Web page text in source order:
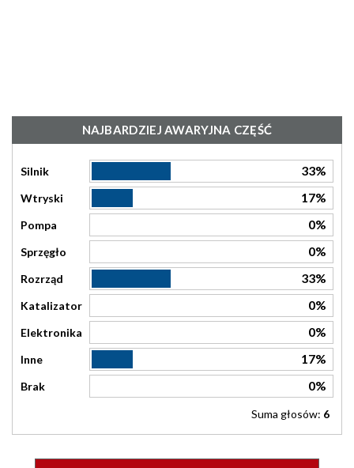
NAJBARDZIEJ AWARYJNA CZĘŚĆ
Silnik 33%
Wtryski 17%
Pompa 0%
Sprzęgło 0%
Rozrząd 33%
Katalizator 0%
Elektronika 0%
Inne 17%
Brak 0%
Suma głosów: 6